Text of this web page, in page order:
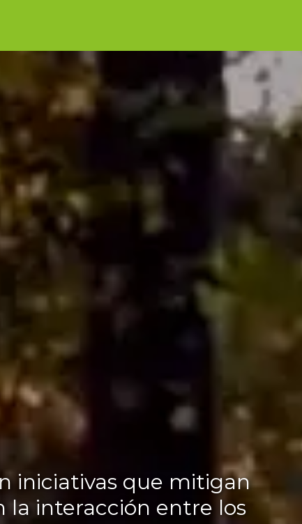
iniciativas que mitigan
la interacción entre los